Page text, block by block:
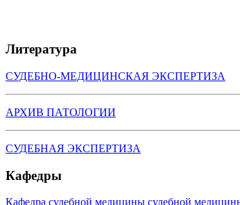
Литература
СУДЕБНО-МЕДИЦИНСКАЯ ЭКСПЕРТИЗА
АРХИВ ПАТОЛОГИИ
СУДЕБНАЯ ЭКСПЕРТИЗА
Кафедры
Кафедра судебной медицины судебной